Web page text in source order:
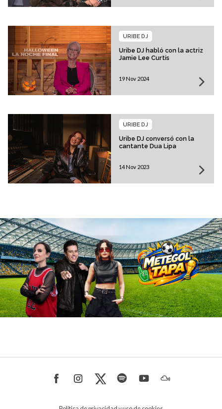
Uribe DJ habló con la actriz
Jamie Lee Curtis
URIBE DJ
19 Nov 2024
Uribe DJ conversó con la
cantante Dua Lipa
URIBE DJ
14 Nov 2023